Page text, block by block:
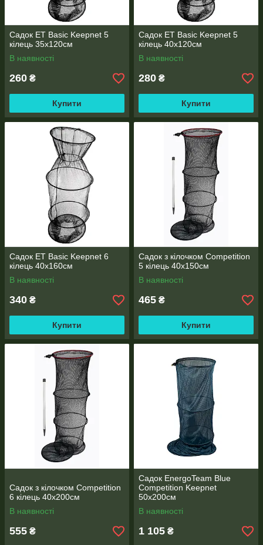
Садок ET Basic Keepnet 5
кілець 35х120см
В наявності
260 ₴
Купити
Садок ET Basic Keepnet 5
кілець 40х120см
В наявності
280 ₴
Купити
Садок ET Basic Keepnet 6
кілець 40х160см
В наявності
340 ₴
Купити
Садок з кілочком Competition
5 кілець 40х150см
В наявності
465 ₴
Купити
Садок з кілочком Competition
6 кілець 40х200см
В наявності
555 ₴
Садок EnergoTeam Blue
Competition Keepnet
50х200cм
В наявності
1 105 ₴